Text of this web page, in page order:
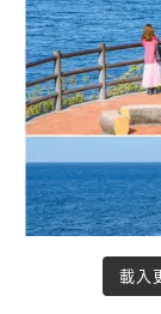
載入